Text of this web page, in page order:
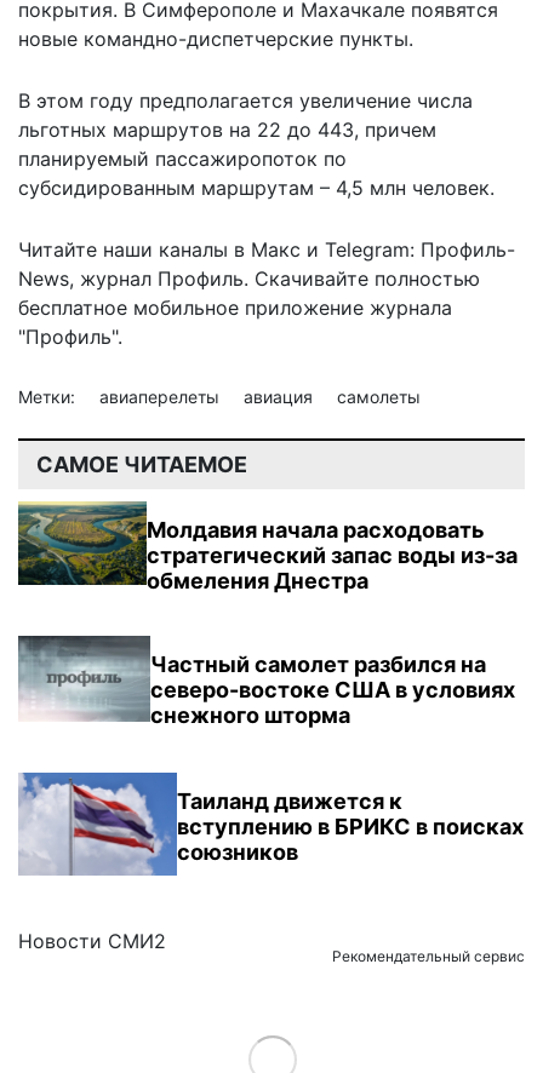
покрытия. В Симферополе и Махачкале появятся
новые командно-диспетчерские пункты.
В этом году предполагается увеличение числа
льготных маршрутов на 22 до 443, причем
планируемый пассажиропоток по
субсидированным маршрутам – 4,5 млн человек.
Читайте наши каналы в Макс и Telegram: Профиль-
News, журнал Профиль. Скачивайте полностью
бесплатное мобильное приложение журнала
"Профиль".
Метки: авиаперелеты авиация самолеты
САМОЕ ЧИТАЕМОЕ
Молдавия начала расходовать
стратегический запас воды из-за
обмеления Днестра
Частный самолет разбился на
северо-востоке США в условиях
снежного шторма
Таиланд движется к
вступлению в БРИКС в поисках
союзников
Новости СМИ2
Рекомендательный сервис
Load More